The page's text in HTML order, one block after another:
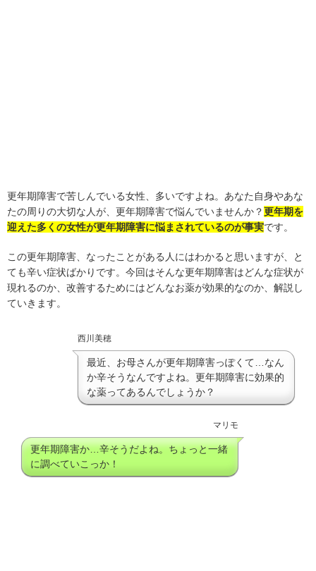
更年期障害で苦しんでいる女性、多いですよね。あなた自身やあな
たの周りの大切な人が、更年期障害で悩んでいませんか？更年期を
迎えた多くの女性が更年期障害に悩まされているのが事実です。
この更年期障害、なったことがある人にはわかると思いますが、と
ても辛い症状ばかりです。今回はそんな更年期障害はどんな症状が
現れるのか、改善するためにはどんなお薬が効果的なのか、解説し
ていきます。
西川美穂
最近、お母さんが更年期障害っぽくて…なん
か辛そうなんですよね。更年期障害に効果的
な薬ってあるんでしょうか？
マリモ
更年期障害か…辛そうだよね。ちょっと一緒
に調べていこっか！